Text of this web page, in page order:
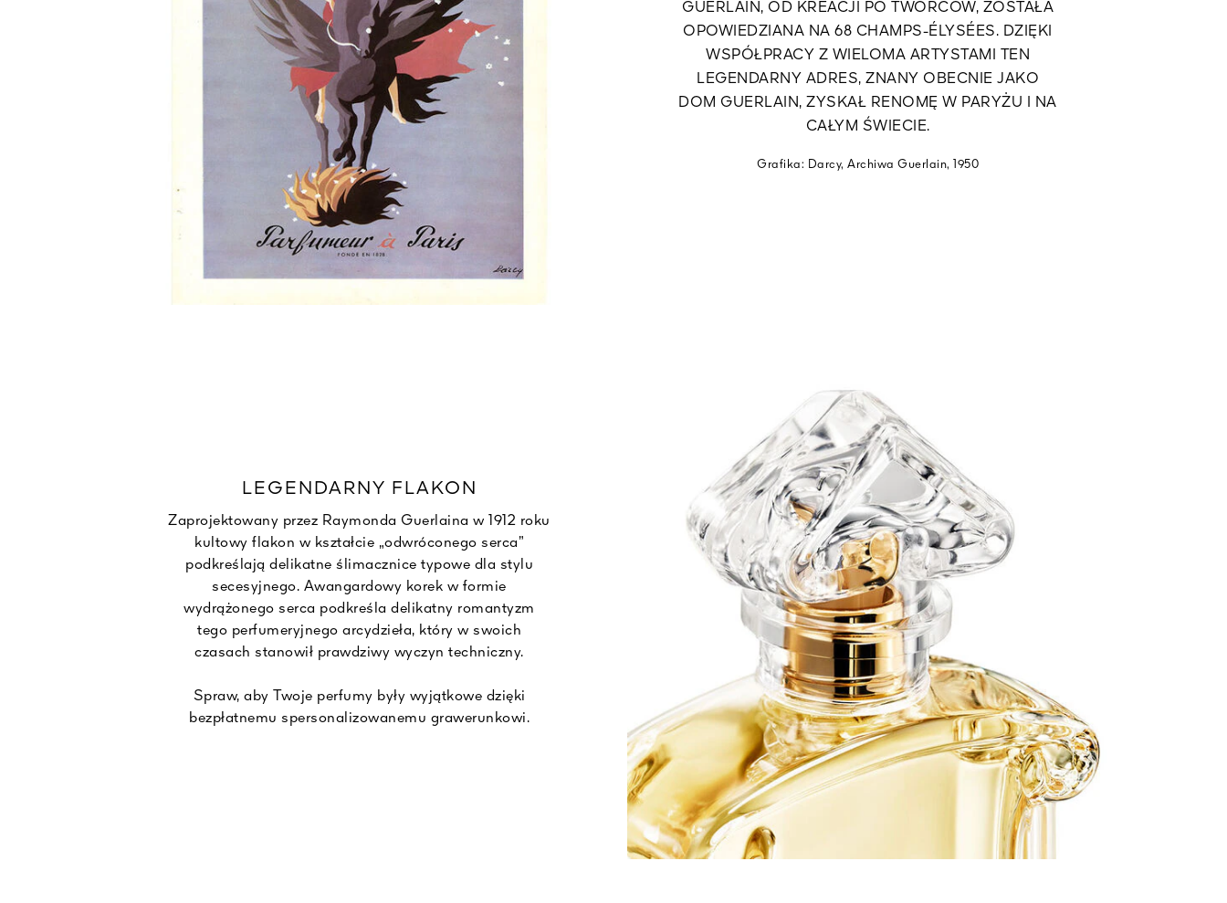
GUERLAIN, OD KREACJI PO TWÓRCÓW, ZOSTAŁA
OPOWIEDZIANA NA 68 CHAMPS-ÉLYSÉES. DZIĘKI
WSPÓŁPRACY Z WIELOMA ARTYSTAMI TEN
LEGENDARNY ADRES, ZNANY OBECNIE JAKO
DOM GUERLAIN, ZYSKAŁ RENOMĘ W PARYŻU I NA
CAŁYM ŚWIECIE.
Grafika: Darcy, Archiwa Guerlain, 1950
LEGENDARNY FLAKON
Zaprojektowany przez Raymonda Guerlaina w 1912 roku
kultowy flakon w kształcie „odwróconego serca”
podkreślają delikatne ślimacznice typowe dla stylu
secesyjnego. Awangardowy korek w formie
wydrążonego serca podkreśla delikatny romantyzm
tego perfumeryjnego arcydzieła, który w swoich
czasach stanowił prawdziwy wyczyn techniczny.
Spraw, aby Twoje perfumy były wyjątkowe dzięki
bezpłatnemu spersonalizowanemu grawerunkowi.